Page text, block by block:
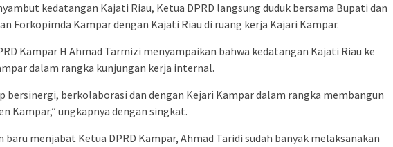
kedatangan Kajati Riau, Ketua DPRD langsung duduk bersama Bupati dan
Forkopimda Kampar dengan Kajati Riau di ruang kerja Kajari Kampar.
Kampar H Ahmad Tarmizi menyampaikan bahwa kedatangan Kajati Riau ke
dalam rangka kunjungan kerja internal.
bersinergi, berkolaborasi dan dengan Kejari Kampar dalam rangka membangun
Kampar,” ungkapnya dengan singkat.
baru menjabat Ketua DPRD Kampar, Ahmad Taridi sudah banyak melaksanakan